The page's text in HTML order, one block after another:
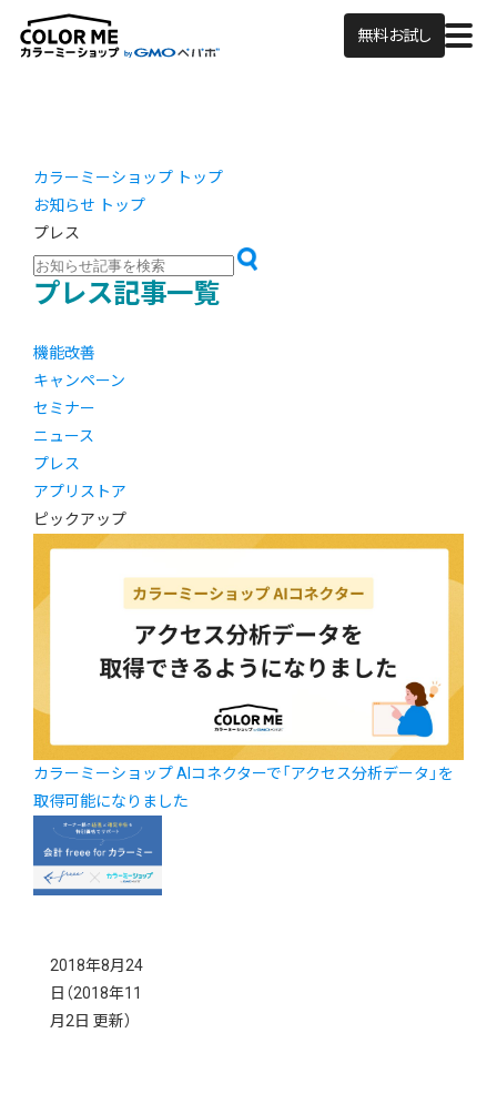
無料お試し
カラーミーショップ トップ
お知らせ トップ
プレス
プレス記事一覧
機能改善
キャンペーン
セミナー
ニュース
プレス
アプリストア
ピックアップ
カラーミーショップ AIコネクターで「アクセス分析データ」を
取得可能になりました
2018年8月24
日 （2018年11
月2日 更新）